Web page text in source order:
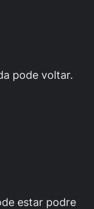
pode voltar.
estar podre